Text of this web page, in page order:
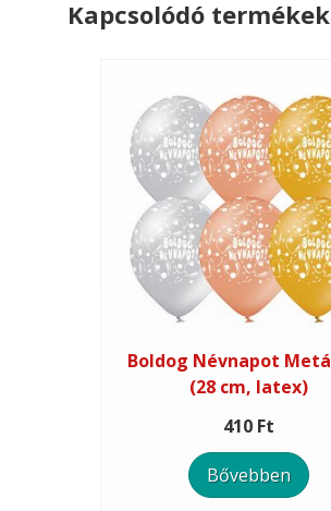
Kapcsolódó termékek
Boldog Névnapot
(28 cm, latex)
410 Ft
Bővebben